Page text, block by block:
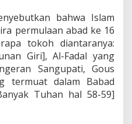
bahwa Islam
permulaan abad ke 16
tokoh diantaranya:
Giri], Al-Fadal yang
Sangupati, Gous
termuat dalam Babad
Tuhan hal 58-59]